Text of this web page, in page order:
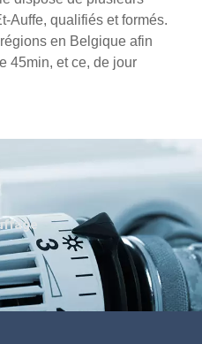
Auffe, qualifiés et formés.
en Belgique afin
45min, et ce, de jour